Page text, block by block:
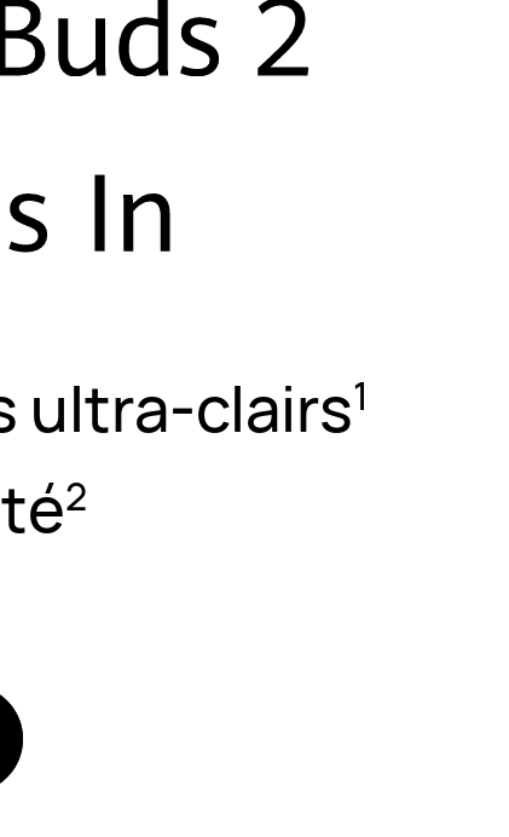
ultra-clairs⁠1
2